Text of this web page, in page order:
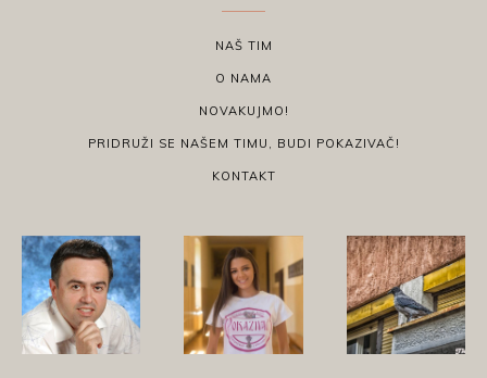
NAŠ TIM
O NAMA
NOVAKUJMO!
PRIDRUŽI SE NAŠEM TIMU, BUDI POKAZIVAČ!
KONTAKT